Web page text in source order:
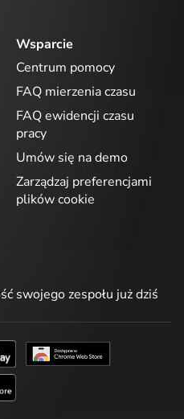
Wsparcie
Centrum pomocy
FAQ mierzenia czasu
FAQ ewidencji czasu
pracy
Umów się na demo
Zarządzaj preferencjami
plików cookie
swojego zespołu już dziś